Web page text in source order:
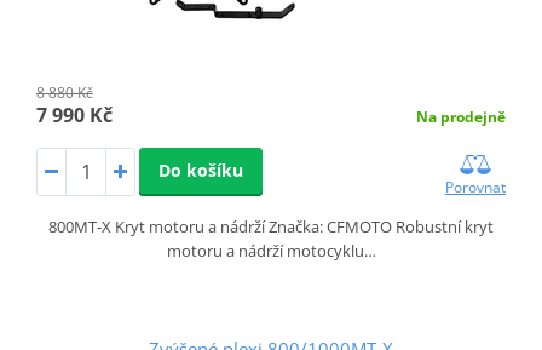
8 880 Kč
7 990 Kč Na prodejně
Do košíku
Porovnat
800MT‑X Kryt motoru a nádrží Značka: CFMOTO Robustní kryt
motoru a nádrží motocyklu…